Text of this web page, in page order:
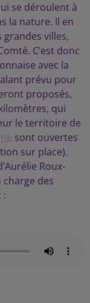
se déroulent à
la nature. Il en
villes,
C’est donc
avec la
prévu pour
proposés,
qui
le territoire de
sont ouvertes
sur place).
Roux-
charge des
: